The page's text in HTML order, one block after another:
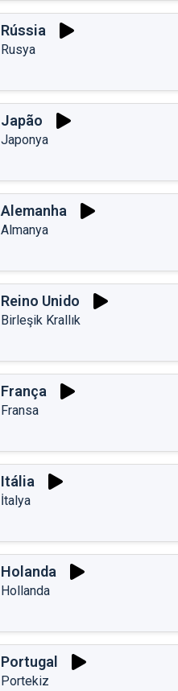
Rússia
Rusya
Japão
Japonya
Alemanha
Almanya
Reino Unido
Birleşik Krallık
França
Fransa
Itália
İtalya
Holanda
Hollanda
Portugal
Portekiz